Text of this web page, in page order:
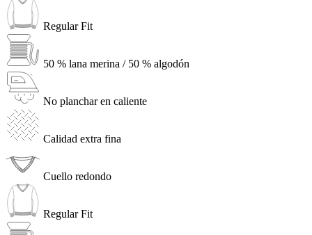
Regular Fit
50 % lana merina / 50 % algodón
No planchar en caliente
Calidad extra fina
Cuello redondo
Regular Fit